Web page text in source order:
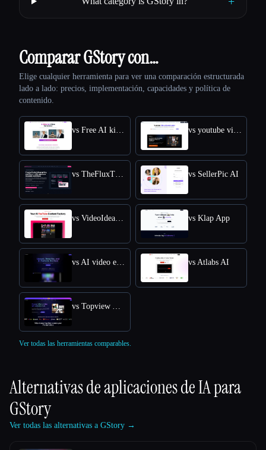
Comparar GStory con…
Elige cualquier herramienta para ver una comparación estructurada
lado a lado: precios, implementación, capacidades y política de
contenido.
vs Free AI kissing video generator vs youtube video downloader
vs TheFluxTrain vs SellerPic AI
vs VideoIdeas AI vs Klap App
vs AI video editor vs Atlabs AI
vs Topview AI URL to Video
Ver todas las herramientas comparables.
Alternativas de aplicaciones de IA para
GStory
Ver todas las alternativas a GStory →